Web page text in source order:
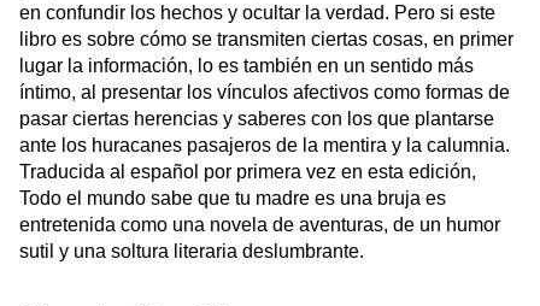
en confundir los hechos y ocultar la verdad. Pero si este
libro es sobre cómo se transmiten ciertas cosas, en primer
lugar la información, lo es también en un sentido más
íntimo, al presentar los vínculos afectivos como formas de
pasar ciertas herencias y saberes con los que plantarse
ante los huracanes pasajeros de la mentira y la calumnia.
Traducida al español por primera vez en esta edición,
Todo el mundo sabe que tu madre es una bruja es
entretenida como una novela de aventuras, de un humor
sutil y una soltura literaria deslumbrante.